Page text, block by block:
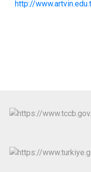
Hopa
http://